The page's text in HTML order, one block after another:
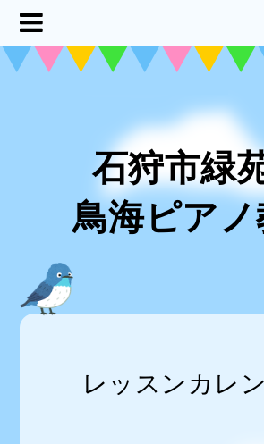
石狩市緑
鳥海ピア
レッスンカレ